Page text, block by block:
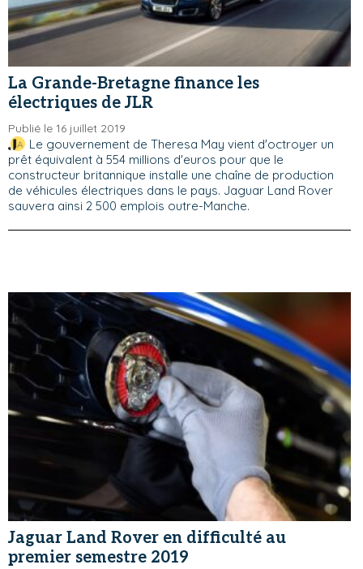
La Grande-Bretagne finance les
électriques de JLR
Publié le 16 juillet 2019
Le gouvernement de Theresa May vient d'octroyer un
prêt équivalent à 554 millions d'euros pour que le
constructeur britannique installe une chaîne de production
de véhicules électriques dans le pays. Jaguar Land Rover
sauvera ainsi 2 500 emplois outre-Manche.
Jaguar Land Rover en difficulté au
premier semestre 2019